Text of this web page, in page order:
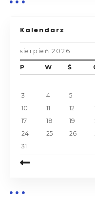
Kalendarz
sierpień 2026
P W Ś
3
4 5
10
11 12
17
18 19
24
25 26
31